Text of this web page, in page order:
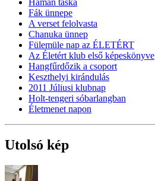
Fák ünnepe
A verset felolvasta
Chanuka ünnep
Fülemüle nap az ÉLETÉRT
Az Életért klub első képeskönyve
Hangfűrdőzik a csoport
Keszthelyi kirándulás
2011 Júliusi klubnap
Holt-tengeri sóbarlangban
Életmenet napon
Utolsó kép